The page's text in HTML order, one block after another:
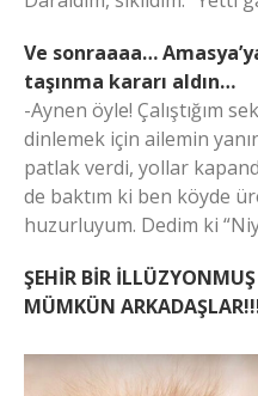
Ve sonraaaa…
taşınma kararı aldın…
-Aynen öyle! Çalıştığım
dinlemek için ailemin
patlak verdi, yollar
de baktım ki ben köyde
huzurluyum. Dedim ki
ŞEHİR BİR
MÜMKÜN